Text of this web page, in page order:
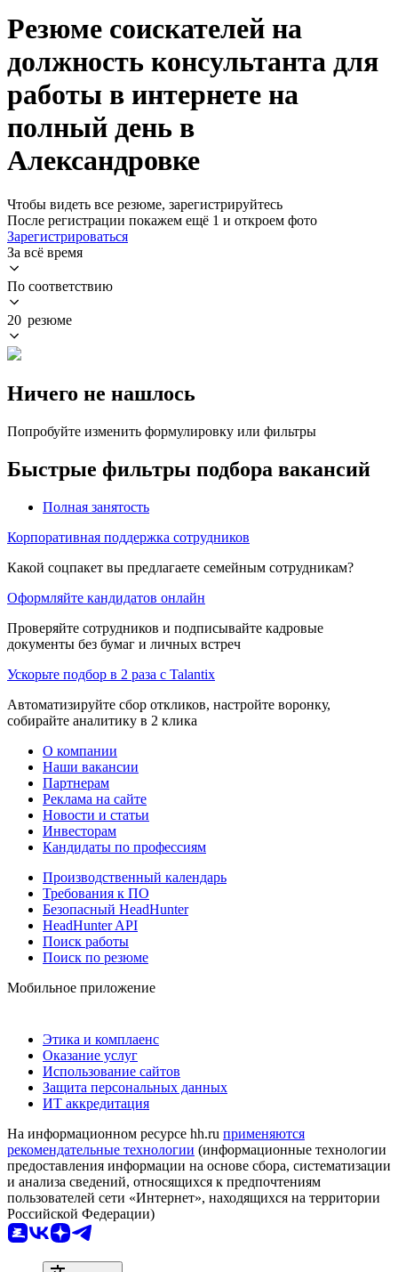
Резюме соискателей на
должность консультанта для
работы в интернете на
полный день в
Александровке
Чтобы видеть все резюме, зарегистрируйтесь
После регистрации покажем ещё 1 и откроем фото
Зарегистрироваться
За всё время
По соответствию
20 резюме
Ничего не нашлось
Попробуйте изменить формулировку или фильтры
Быстрые фильтры подбора вакансий
Полная занятость
Корпоративная поддержка сотрудников
Какой соцпакет вы предлагаете семейным сотрудникам?
Оформляйте кандидатов онлайн
Проверяйте сотрудников и подписывайте кадровые
документы без бумаг и личных встреч
Ускорьте подбор в 2 раза с Talantix
Автоматизируйте сбор откликов, настройте воронку,
собирайте аналитику в 2 клика
О компании
Наши вакансии
Партнерам
Реклама на сайте
Новости и статьи
Инвесторам
Кандидаты по профессиям
Производственный календарь
Требования к ПО
Безопасный HeadHunter
HeadHunter API
Поиск работы
Поиск по резюме
Мобильное приложение
Этика и комплаенс
Оказание услуг
Использование сайтов
Защита персональных данных
ИТ аккредитация
На информационном ресурсе hh.ru применяются
рекомендательные технологии (информационные технологии
предоставления информации на основе сбора, систематизации
и анализа сведений, относящихся к предпочтениям
пользователей сети «Интернет», находящихся на территории
Российской Федерации)